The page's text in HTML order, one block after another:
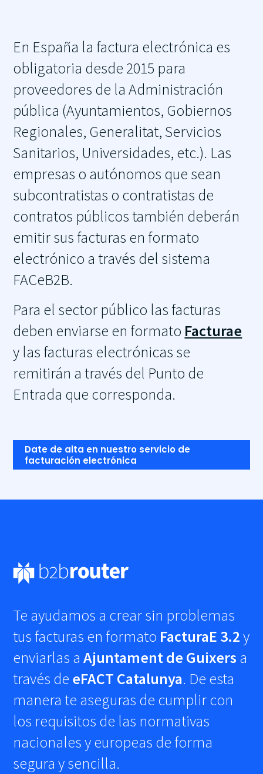
En España la factura electrónica es
obligatoria desde 2015 para
proveedores de la Administración
pública (Ayuntamientos, Gobiernos
Regionales, Generalitat, Servicios
Sanitarios, Universidades, etc.). Las
empresas o autónomos que sean
subcontratistas o contratistas de
contratos públicos también deberán
emitir sus facturas en formato
electrónico a través del sistema
FACeB2B.
Para el sector público las facturas
deben enviarse en formato Facturae
y las facturas electrónicas se
remitirán a través del Punto de
Entrada que corresponda.
Date de alta en nuestro servicio de
facturación electrónica
Te ayudamos a crear sin problemas
tus facturas en formato FacturaE 3.2y
enviarlas aAjuntament de Guixers a
través de eFACT Catalunya. De esta
manera te aseguras de cumplir con
los requisitos de las normativas
nacionales y europeas de forma
segura y sencilla.